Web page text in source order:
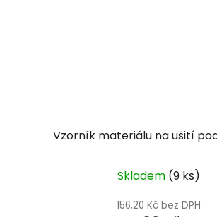
Vzorník materiálu na ušití
Skladem (9 ks)
156,20 Kč bez DPH